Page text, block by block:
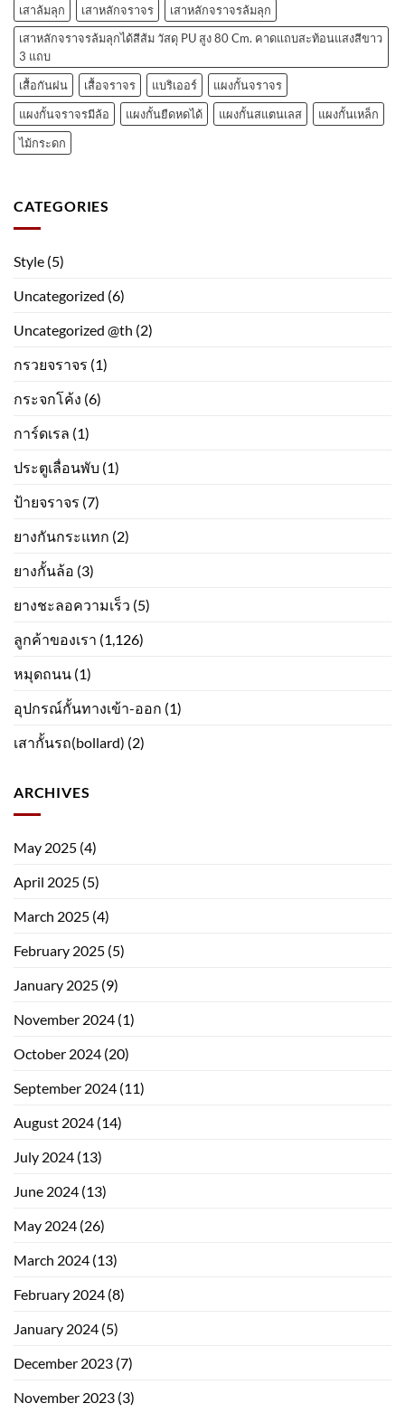
เสาล้มลุก
เสาหลักจราจร
เสาหลักจราจรล้มลุก
เสาหลักจราจรล้มลุกได้สีส้ม วัสดุ PU สูง 80 Cm. คาดแถบสะท้อนแสงสีขาว
3 แถบ
เสื้อกันฝน
เสื้อจราจร แบริเออร์
แผงกั้นจราจร
แผงกั้นจราจรมีล้อ
แผงกั้นยืดหดได้ แผงกั้นสแตนเลส
แผงกั้นเหล็ก
ไม้กระดก
CATEGORIES
Style (5)
Uncategorized (6)
Uncategorized @th (2)
กรวยจราจร (1)
กระจกโค้ง (6)
การ์ดเรล (1)
ประตูเลื่อนพับ (1)
ป้ายจราจร (7)
ยางกันกระแทก (2)
ยางกั้นล้อ (3)
ยางชะลอความเร็ว (5)
ลูกค้าของเรา (1,126)
หมุดถนน (1)
อุปกรณ์กั้นทางเข้า-ออก (1)
เสากั้นรถ(bollard) (2)
ARCHIVES
May 2025 (4)
April 2025 (5)
March 2025 (4)
February 2025 (5)
January 2025 (9)
November 2024 (1)
October 2024 (20)
September 2024 (11)
August 2024 (14)
July 2024 (13)
June 2024 (13)
May 2024 (26)
March 2024 (13)
February 2024 (8)
January 2024 (5)
December 2023 (7)
November 2023 (3)